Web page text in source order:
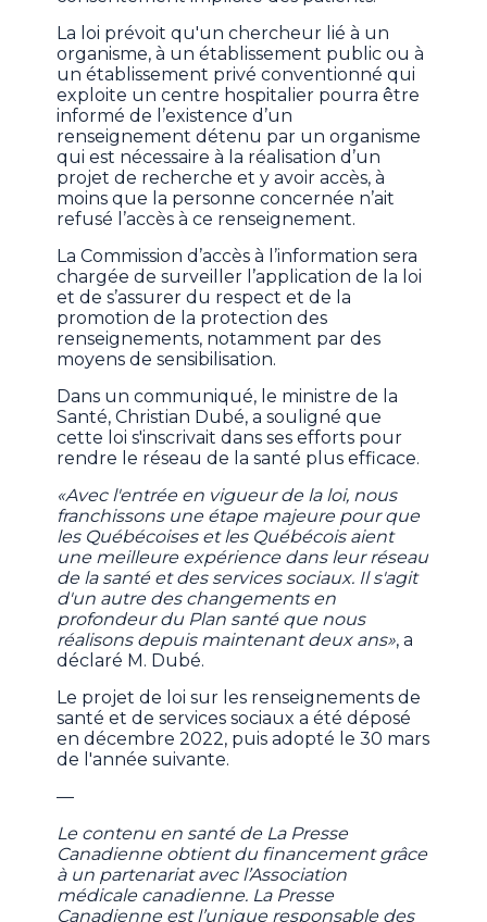
La loi prévoit qu'un chercheur lié à un
organisme, à un établissement public ou à
un établissement privé conventionné qui
exploite un centre hospitalier pourra être
informé de l’existence d’un
renseignement détenu par un organisme
qui est nécessaire à la réalisation d’un
projet de recherche et y avoir accès, à
moins que la personne concernée n’ait
refusé l’accès à ce renseignement.
La Commission d’accès à l’information sera
chargée de surveiller l’application de la loi
et de s’assurer du respect et de la
promotion de la protection des
renseignements, notamment par des
moyens de sensibilisation.
Dans un communiqué, le ministre de la
Santé, Christian Dubé, a souligné que
cette loi s'inscrivait dans ses efforts pour
rendre le réseau de la santé plus efficace.
«Avec l'entrée en vigueur de la loi, nous
franchissons une étape majeure pour que
les Québécoises et les Québécois aient
une meilleure expérience dans leur réseau
de la santé et des services sociaux. Il s'agit
d'un autre des changements en
profondeur du Plan santé que nous
réalisons depuis maintenant deux ans», a
déclaré M. Dubé.
Le projet de loi sur les renseignements de
santé et de services sociaux a été déposé
en décembre 2022, puis adopté le 30 mars
de l'année suivante.
—
Le contenu en santé de La Presse
Canadienne obtient du financement grâce
à un partenariat avec l’Association
médicale canadienne. La Presse
Canadienne est l’unique responsable des